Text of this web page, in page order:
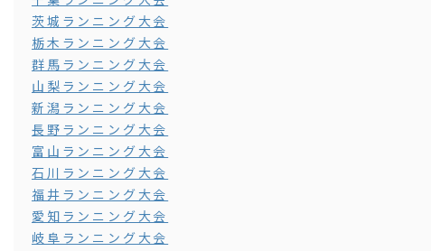
茨城ランニング大会
栃木ランニング大会
群馬ランニング大会
山梨ランニング大会
新潟ランニング大会
長野ランニング大会
富山ランニング大会
石川ランニング大会
福井ランニング大会
愛知ランニング大会
岐阜ランニング大会